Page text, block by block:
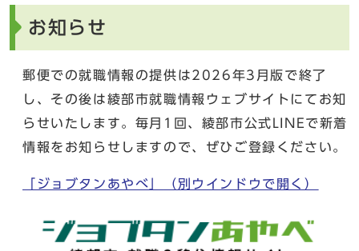
お知らせ
郵便での就職情報の提供は2026年3月版で終了
し、その後は綾部市就職情報ウェブサイトにてお知
らせいたします。毎月1回、綾部市公式LINEで新着
情報をお知らせしますので、ぜひご登録ください。
「ジョブタンあやべ」 （別ウインドウで開く）